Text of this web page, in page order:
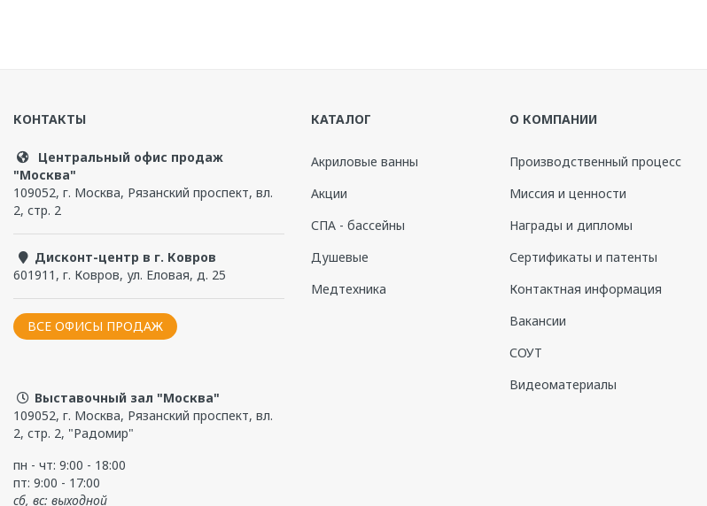
КОНТАКТЫ
Центральный офис продаж
"Москва"
109052, г. Москва, Рязанский проспект, вл.
2, стр. 2
Дисконт-центр в г. Ковров
601911 , г. Ковров, ул. Еловая, д. 25
ВСЕ ОФИСЫ ПРОДАЖ
Выставочный зал "Москва"
109052, г. Москва, Рязанский проспект, вл.
2, стр. 2, "Радомир"
пн - чт: 9:00 - 18:00
пт: 9:00 - 17:00
сб, вс: выходной
КАТАЛОГ
Акриловые ванны
Акции
СПА - бассейны
Душевые
Медтехника
О КОМПАНИИ
Производственный процесс
Миссия и ценности
Награды и дипломы
Сертификаты и патенты
Контактная информация
Вакансии
СОУТ
Видеоматериалы